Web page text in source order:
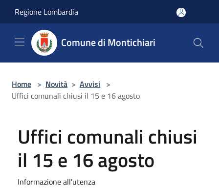
Regione Lombardia
Comune di Montichiari
Home > Novità > Avvisi >
Uffici comunali chiusi il 15 e 16 agosto
Uffici comunali chiusi
il 15 e 16 agosto
Informazione all'utenza